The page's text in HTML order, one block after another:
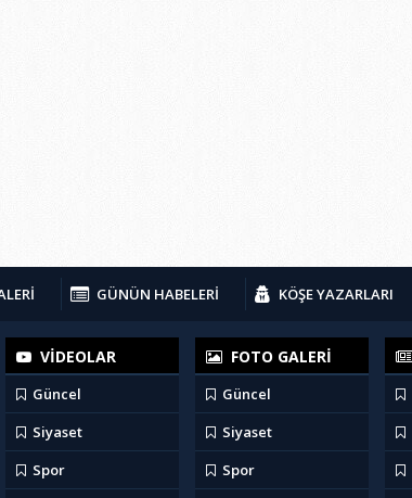
GÜNÜN HABELERİ KÖŞE YAZARLARI
VİDEOLAR
Güncel
Siyaset
Spor
FOTO GALERİ
Güncel
Siyaset
Spor